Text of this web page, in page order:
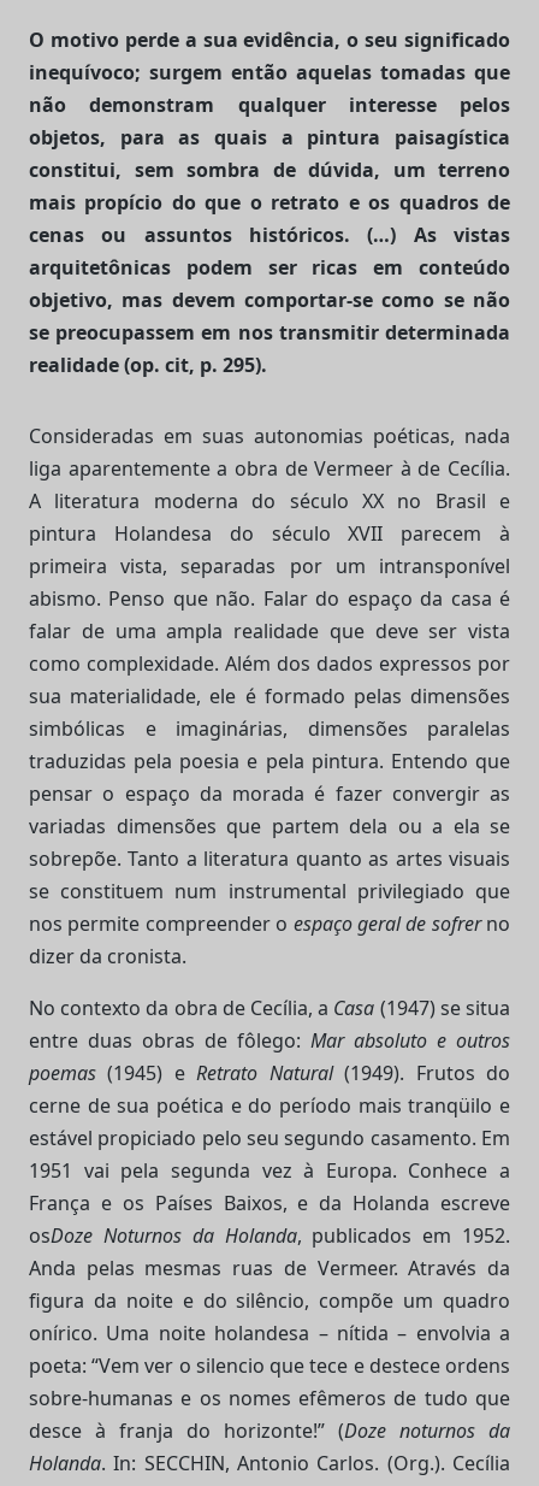
O motivo perde a sua evidência, o seu significado
inequívoco; surgem então aquelas tomadas que
não demonstram qualquer interesse pelos
objetos, para as quais a pintura paisagística
constitui, sem sombra de dúvida, um terreno
mais propício do que o retrato e os quadros de
cenas ou assuntos históricos. (…) As vistas
arquitetônicas podem ser ricas em conteúdo
objetivo, mas devem comportar-se como se não
se preocupassem em nos transmitir determinada
realidade (op. cit, p. 295).
Consideradas em suas autonomias poéticas, nada
liga aparentemente a obra de Vermeer à de Cecília.
A literatura moderna do século XX no Brasil e
pintura Holandesa do século XVII parecem à
primeira vista, separadas por um intransponível
abismo. Penso que não. Falar do espaço da casa é
falar de uma ampla realidade que deve ser vista
como complexidade. Além dos dados expressos por
sua materialidade, ele é formado pelas dimensões
simbólicas e imaginárias, dimensões paralelas
traduzidas pela poesia e pela pintura. Entendo que
pensar o espaço da morada é fazer convergir as
variadas dimensões que partem dela ou a ela se
sobrepõe. Tanto a literatura quanto as artes visuais
se constituem num instrumental privilegiado que
nos permite compreender o espaço geral de sofrerno
dizer da cronista.
No contexto da obra de Cecília, a Casa (1947) se situa
entre duas obras de fôlego: Mar absoluto e outros
poemas (1945) eRetrato Natural(1949). Frutos do
cerne de sua poética e do período mais tranqüilo e
estável propiciado pelo seu segundo casamento. Em
1951 vai pela segunda vez à Europa. Conhece a
França e os Países Baixos, e da Holanda escreve
osDoze Noturnos da Holanda, publicados em 1952.
Anda pelas mesmas ruas de Vermeer. Através da
figura da noite e do silêncio, compõe um quadro
onírico. Uma noite holandesa – nítida – envolvia a
poeta: “Vem ver o silencio que tece e destece ordens
sobre-humanas e os nomes efêmeros de tudo que
desce à franja do horizonte!” (Doze noturnos da
Holanda. In: SECCHIN, Antonio Carlos. (Org.). Cecília